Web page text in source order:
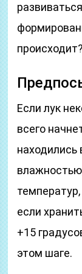
происходит?
Если лук
всего
если
+15
этом шаге.